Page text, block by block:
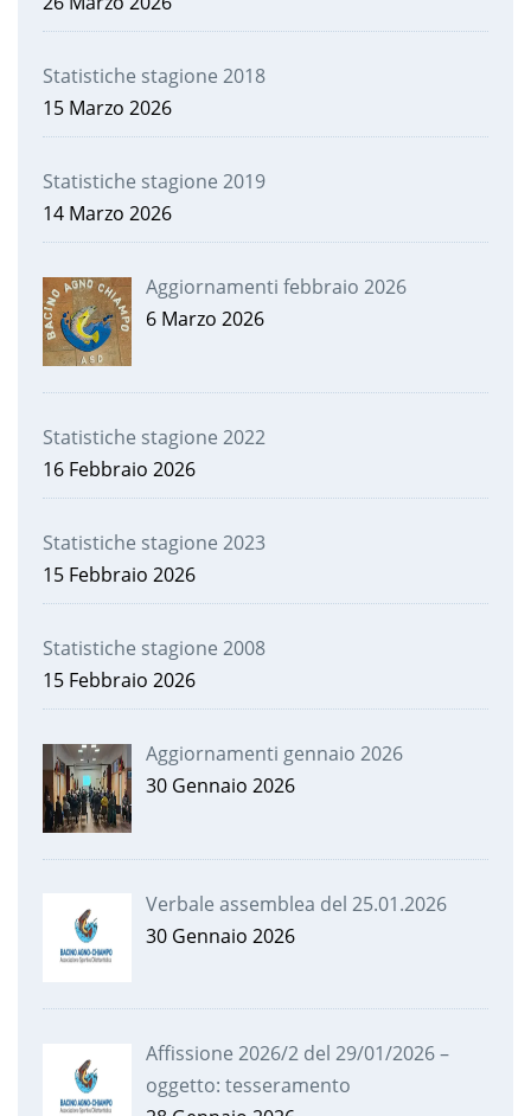
Statistiche stagione 2018
15 Marzo 2026
Statistiche stagione 2019
14 Marzo 2026
Aggiornamenti febbraio 2026
6 Marzo 2026
Statistiche stagione 2022
16 Febbraio 2026
Statistiche stagione 2023
15 Febbraio 2026
Statistiche stagione 2008
15 Febbraio 2026
Aggiornamenti gennaio 2026
30 Gennaio 2026
Verbale assemblea del 25.01.2026
30 Gennaio 2026
Affissione 2026/2 del 29/01/2026 –
oggetto: tesseramento